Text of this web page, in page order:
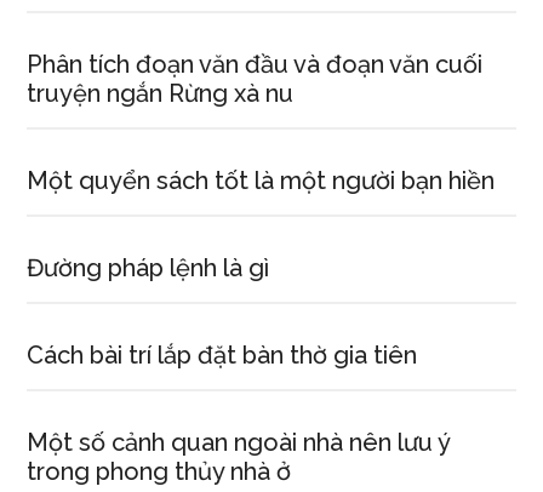
Phân tích đoạn văn đầu và đoạn văn cuối
truyện ngắn Rừng xà nu
Một quyển sách tốt là một người bạn hiền
Đường pháp lệnh là gì
Cách bài trí lắp đặt bàn thờ gia tiên
Một số cảnh quan ngoài nhà nên lưu ý
trong phong thủy nhà ở